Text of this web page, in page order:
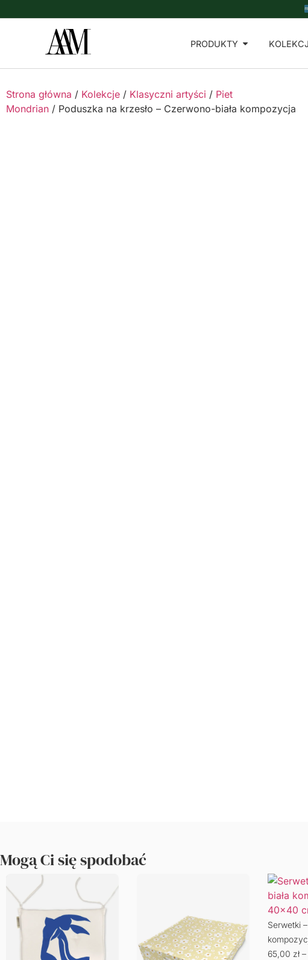
PRODUKTY
Strona główna / Kolekcje / Klasyczni artyści / Piet
Mondrian / Poduszka na krzesło – Czerwono-biała kompozycja
Mogą Ci się spodobać
Serwetki
65,00 zł –